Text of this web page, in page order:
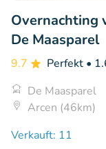
Overnachting
De Maasparel
9.7 Perfekt •
De Maasparel
Arcen (46km)
Verkauft: 11